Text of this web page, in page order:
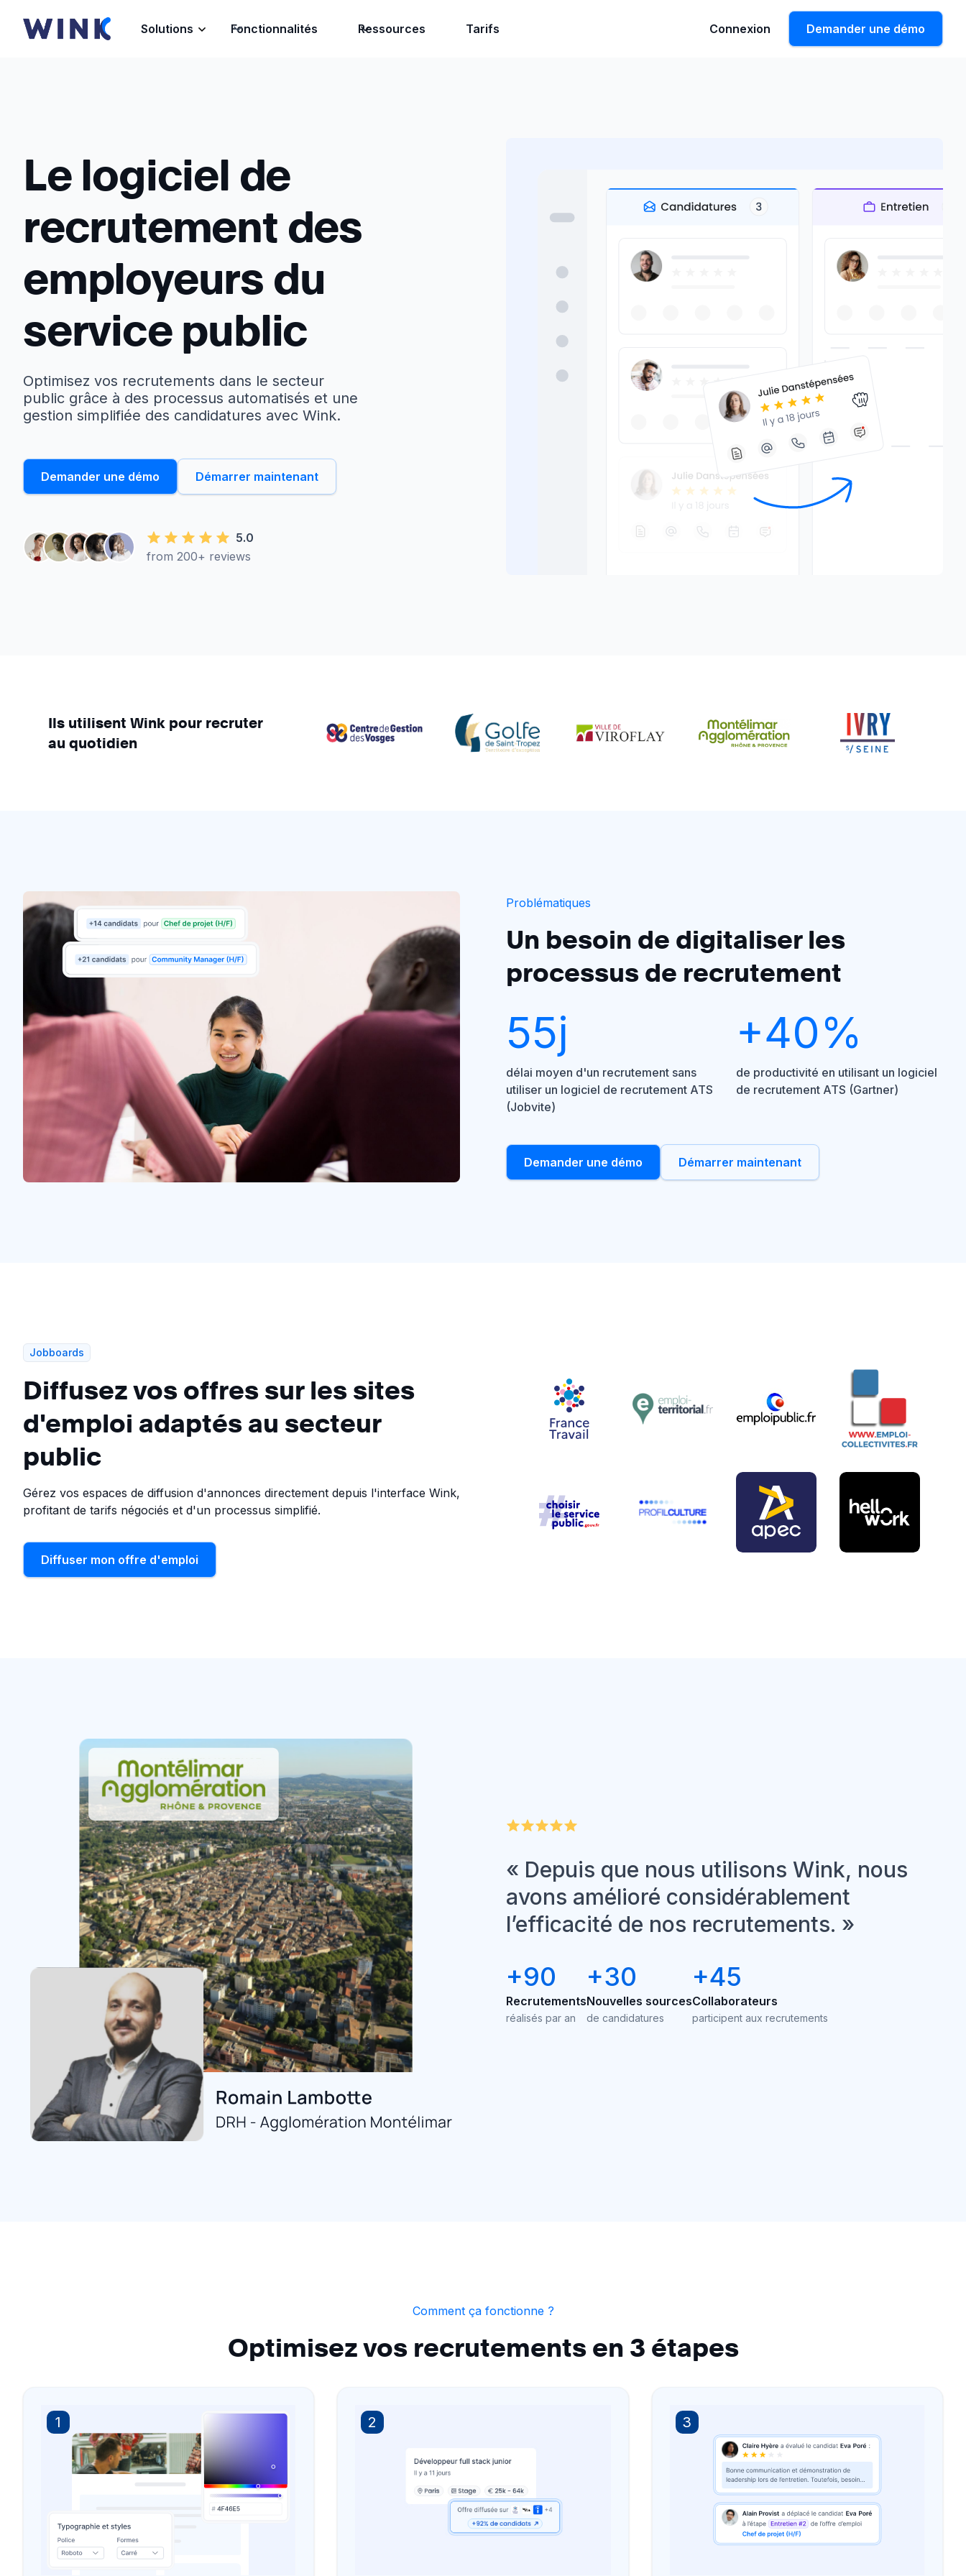
Solutions Fonctionnalités Ressources Tarifs Connexion Demander une démo
Le logiciel de
recrutement des
employeurs du
service public
Optimisez vos recrutements dans le secteur
public grâce à des processus automatisés et une
gestion simplifiée des candidatures avec Wink.
Demander une démo Démarrer maintenant
5.0
from 200+ reviews
Ils utilisent Wink pour recruter
au quotidien
Problématiques
Un besoin de digitaliser les
processus de recrutement
55j
délai moyen d'un recrutement sans
utiliser un logiciel de recrutement ATS
(Jobvite)
+40%
de productivité en utilisant un logiciel
de recrutement ATS (Gartner)
Demander une démo Démarrer maintenant
Jobboards
Diffusez vos offres sur les sites
d'emploi adaptés au secteur
public
Gérez vos espaces de diffusion d'annonces directement depuis l'interface Wink,
profitant de tarifs négociés et d'un processus simplifié.
Diffuser mon offre d'emploi
« Depuis que nous utilisons Wink, nous
avons amélioré considérablement
l’efficacité de nos recrutements. »
+90
Recrutements
réalisés par an
+30
Nouvelles sources
de candidatures
+45
Collaborateurs
participent aux recrutements
Comment ça fonctionne ?
Optimisez vos recrutements en 3 étapes
1 2 3